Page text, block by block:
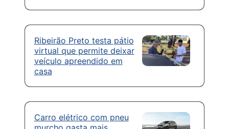
Ribeirão Preto testa pátio
virtual que permite deixar
veículo apreendido em
casa
Carro elétrico com pneu